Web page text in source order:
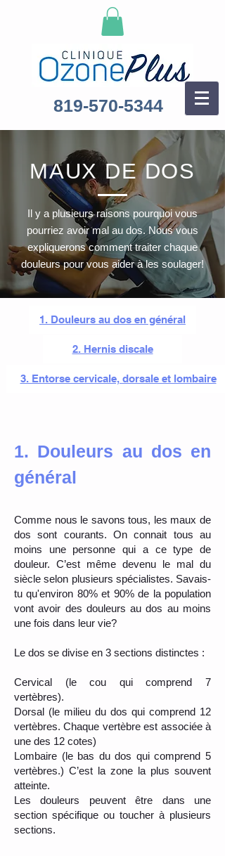
819-570-5344
MAUX DE DOS
Il y a plusieurs raisons pourquoi vous
pourriez avoir mal au dos. Nous vous
expliquerons comment traiter chaque
douleurs pour vous aider à les soulager!
1. Douleurs au dos en général
2. Hernis discale
3. Entorse cervicale, dorsale et lombaire
1. Douleurs au dos en
général
Comme nous le savons tous, les maux de
dos sont courants. On connait tous au
moins une personne qui a ce type de
douleur. C’est même devenu le mal du
siècle selon plusieurs spécialistes. Savais-
tu qu'environ 80% et 90% de la population
vont avoir des douleurs au dos au moins
une fois dans leur vie?
Le dos se divise en 3 sections distinctes :
Cervical (le cou qui comprend 7
vertèbres).
Dorsal (le milieu du dos qui comprend 12
vertèbres. Chaque vertèbre est associée à
une des 12 cotes)
Lombaire (le bas du dos qui comprend 5
vertèbres.) C’est la zone la plus souvent
atteinte.
Les douleurs peuvent être dans une
section spécifique ou toucher à plusieurs
sections.